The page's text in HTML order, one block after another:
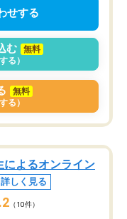
せする
む
無料
る）
無料
る）
によるオンライン
詳しく見る
（10件）